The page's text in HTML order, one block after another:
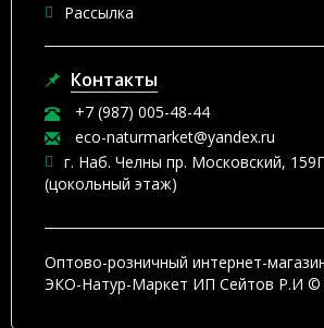
Рассылка
Контакты
+7 (987) 005-48-44
eco-naturmarket@yandex.ru
г. Наб. Челны пр. Московский,
(цокольный этаж)
Оптово-розничный интернет-
ЭКО-Натур-Маркет ИП Сейтов Р.И ©